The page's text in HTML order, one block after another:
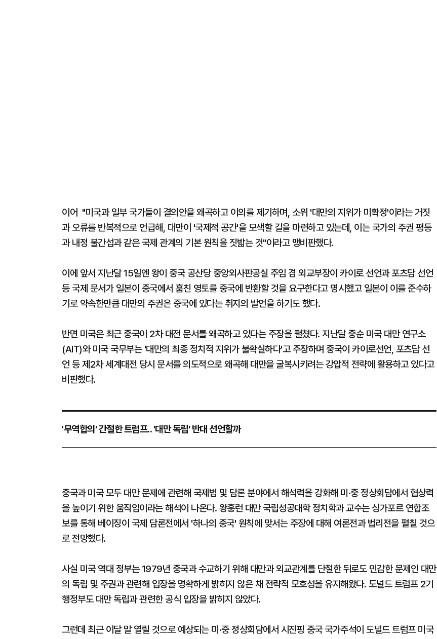
이어 "미국과 일부 국가들이 결의안을 왜곡하고 이의를 제기하며, 소위 '대만의 지위가 미확정'이라는 거짓
과 오류를 반복적으로 언급해, 대만이 '국제적 공간'을 모색할 길을 마련하고 있는데, 이는 국가의 주권 평등
과 내정 불간섭과 같은 국제 관계의 기본 원칙을 짓밟는 것"이라고 맹비판했다.
이에 앞서 지난달 15일엔 왕이 중국 공산당 중앙외사판공실 주임 겸 외교부장이 카이로 선언과 포츠담 선언
등 국제 문서가 일본이 중국에서 훔친 영토를 중국에 반환할 것을 요구한다고 명시했고 일본이 이를 준수하
기로 약속한만큼 대만의 주권은 중국에 있다는 취지의 발언을 하기도 했다.
반면 미국은 최근 중국이 2차 대전 문서를 왜곡하고 있다는 주장을 펼쳤다. 지난달 중순 미국 대만 연구소
(AIT)와 미국 국무부는 '대만의 최종 정치적 지위가 불확실하다'고 주장하며 중국이 카이로선언, 포츠담 선
언 등 제2차 세계대전 당시 문서를 의도적으로 왜곡해 대만을 굴복시키려는 강압적 전략에 활용하고 있다고
비판했다.
'무역합의' 간절한 트럼프.. '대만 독립' 반대 선언할까
중국과 미국 모두 대만 문제에 관련해 국제법 및 담론 분야에서 해석력을 강화해 미·중 정상회담에서 협상력
을 높이기 위한 움직임이라는 해석이 나온다. 왕훙런 대만 국립성공대학 정치학과 교수는 싱가포르 연합조
보를 통해 베이징이 국제 담론전에서 '하나의 중국' 원칙에 맞서는 주장에 대해 여론전과 법리전을 펼칠 것으
로 전망했다.
사실 미국 역대 정부는 1979년 중국과 수교하기 위해 대만과 외교관계를 단절한 뒤로도 민감한 문제인 대만
의 독립 및 주권과 관련해 입장을 명확하게 밝히지 않은 채 전략적 모호성을 유지해왔다. 도널드 트럼프 2기
행정부도 대만 독립과 관련한 공식 입장을 밝히지 않았다.
그런데 최근 이달 말 열릴 것으로 예상되는 미·중 정상회담에서 시진핑 중국 국가주석이 도널드 트럼프 미국